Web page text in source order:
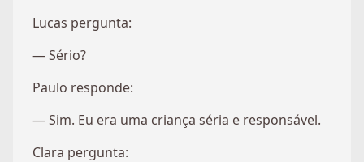
Lucas pergunta:
— Sério?
Paulo responde:
— Sim. Eu era uma criança séria e responsável.
Clara pergunta: